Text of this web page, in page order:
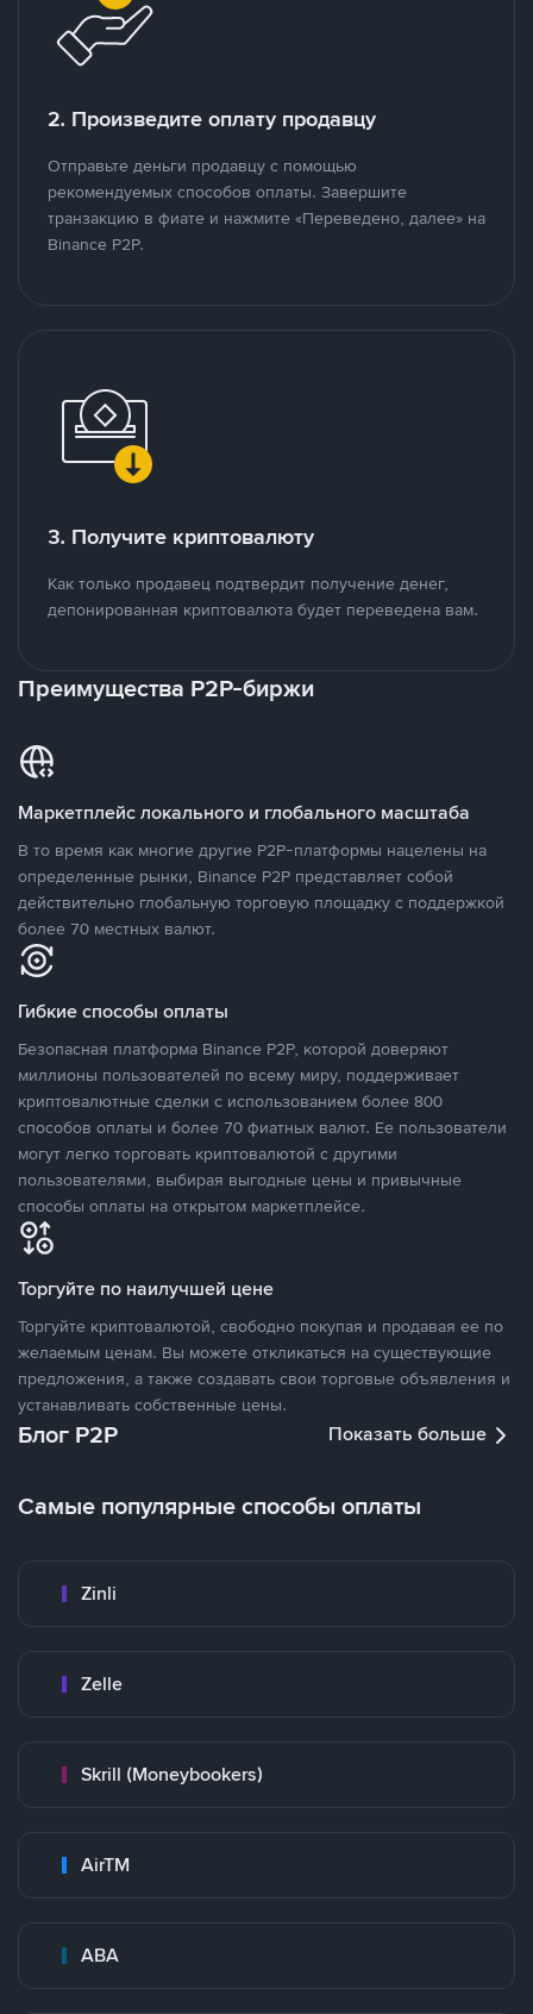
2. Произведите оплату продавцу
Отправьте деньги продавцу с помощью
рекомендуемых способов оплаты. Завершите
транзакцию в фиате и нажмите «Переведено, далее» на
Binance P2P.
3. Получите криптовалюту
Как только продавец подтвердит получение денег,
депонированная криптовалюта будет переведена вам.
Преимущества P2P-биржи
Маркетплейс локального и глобального масштаба
В то время как многие другие P2P-платформы нацелены на
определенные рынки, Binance P2P представляет собой
действительно глобальную торговую площадку с поддержкой
более 70 местных валют.
Гибкие способы оплаты
Безопасная платформа Binance P2P, которой доверяют
миллионы пользователей по всему миру, поддерживает
криптовалютные сделки с использованием более 800
способов оплаты и более 70 фиатных валют. Ее пользователи
могут легко торговать криптовалютой с другими
пользователями, выбирая выгодные цены и привычные
способы оплаты на открытом маркетплейсе.
Торгуйте по наилучшей цене
Торгуйте криптовалютой, свободно покупая и продавая ее по
желаемым ценам. Вы можете откликаться на существующие
предложения, а также создавать свои торговые объявления и
устанавливать собственные цены.
Блог P2P Показать больше
Самые популярные способы оплаты
Zinli
Zelle
Skrill (Moneybookers)
AirTM
ABA